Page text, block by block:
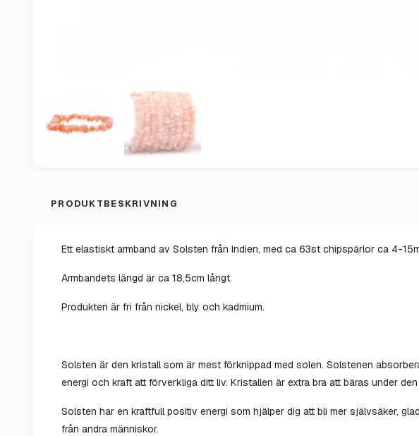
PRODUKTBESKRIVNING
Ett elastiskt armband av Solsten från Indien, med ca 63st chipspärlor ca 4-
Armbandets längd är ca 18,5cm långt.
Produkten är fri från nickel, bly och kadmium.
Solsten är den kristall som är mest förknippad med solen. Solstenen
energi och kraft att förverkliga ditt liv. Kristallen är extra bra att bäras under
Solsten har en kraftfull positiv energi som hjälper dig att bli mer självsäker,
från andra människor.